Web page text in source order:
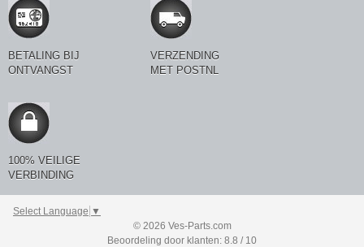
BETALING BIJ
ONTVANGST
VERZENDING
MET POSTNL
100% VEILIGE
VERBINDING
Select Language ▼
© 2026 Ves-Parts.com
Beoordeling door klanten: 8.8 / 10